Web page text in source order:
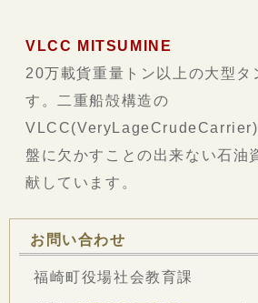
VLCC MITSUMINE
20万載貨重量トン以上の大型タ
す。二重船殻構造の
VLCC(VeryLageCrudeCarrier)
盤に欠かすことの出来ない石油
献しています。
お問い合わせ
福崎町役場社会教育課